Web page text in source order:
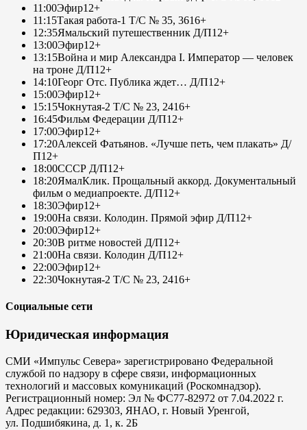
11:00Эфир12+
11:15Такая работа-1 Т/С № 35, 3616+
12:35Ямальский путешественник Д/П12+
13:00Эфир12+
13:15Война и мир Александра I. Император — человек
на троне Д/П12+
14:10Георг Отс. Публика ждет… Д/П12+
15:00Эфир12+
15:15Чокнутая-2 Т/С № 23, 2416+
16:45Фильм Федерации Д/П12+
17:00Эфир12+
17:20Алексей Фатьянов. «Лучше петь, чем плакать» Д/
П12+
18:00СССР Д/П12+
18:20ЯмалКлик. Прощальный аккорд. Документальный
фильм о медиапроекте. Д/П12+
18:30Эфир12+
19:00На связи. Колодин. Прямой эфир Д/П12+
20:00Эфир12+
20:30В ритме новостей Д/П12+
21:00На связи. Колодин Д/П12+
22:00Эфир12+
22:30Чокнутая-2 Т/С № 23, 2416+
Социальные сети
Юридическая информация
СМИ «Импульс Севера» зарегистрировано Федеральной
службой по надзору в сфере связи, информационных
технологий и массовых комуникаций (Роскомнадзор).
Регистрационный номер: Эл № ФС77-82972 от 7.04.2022 г.
Адрес редакции: 629303, ЯНАО, г. Новый Уренгой,
ул. Подшибякина, д. 1, к. 2Б